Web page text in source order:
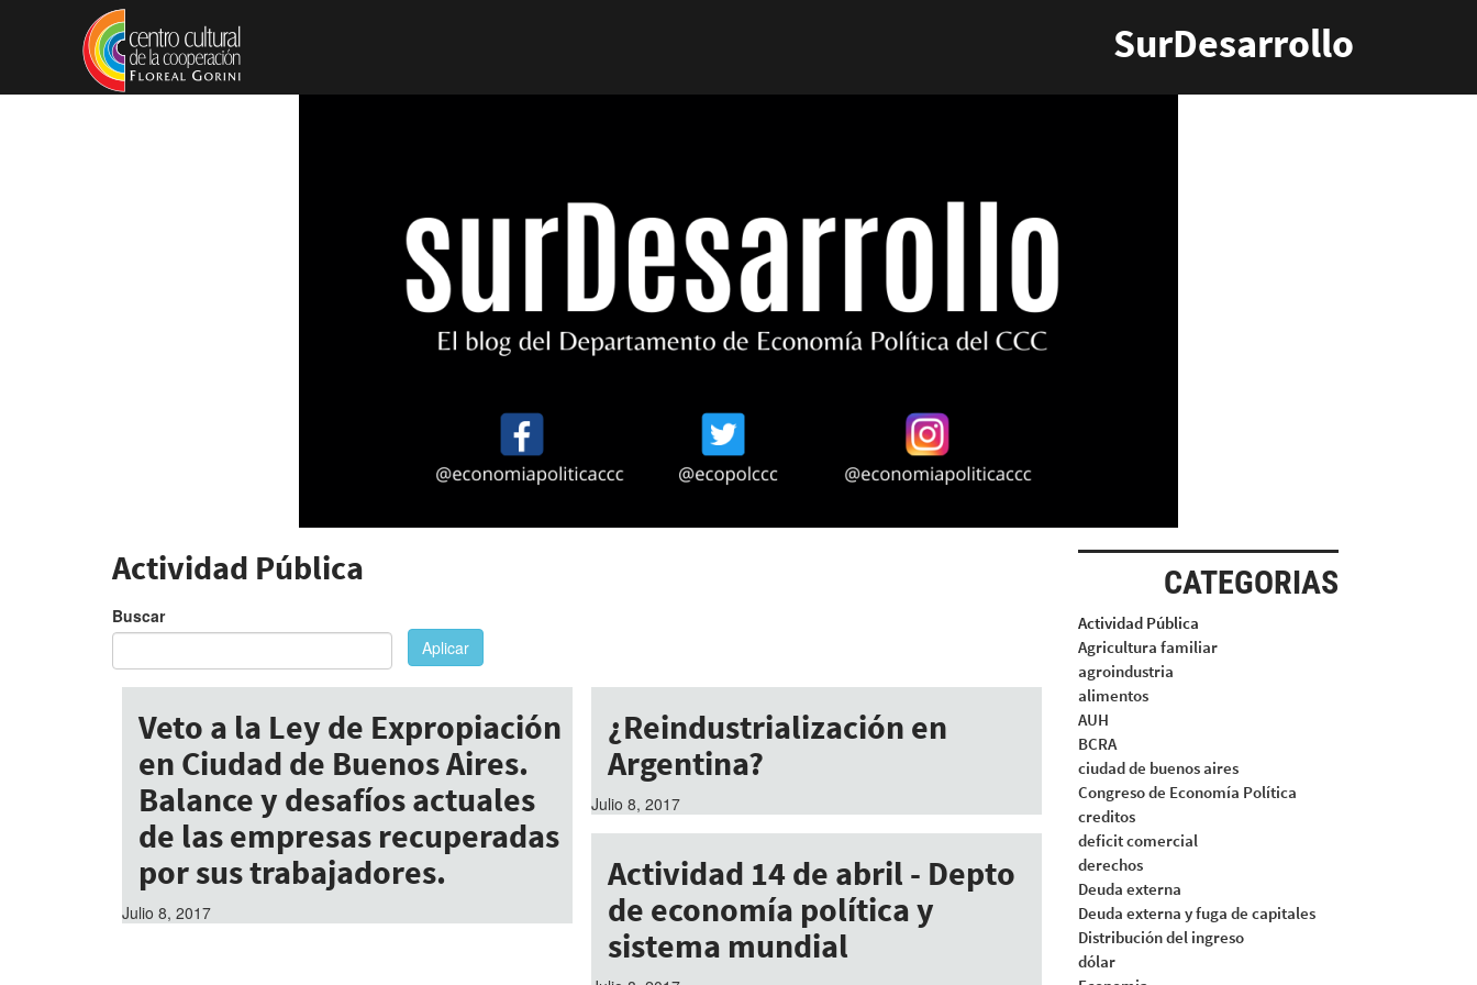
Pasar al contenido principal
SurDesarrollo
Actividad Pública
Buscar
Aplicar
Veto a la Ley de Expropiación
en Ciudad de Buenos Aires.
Balance y desafíos actuales
de las empresas recuperadas
por sus trabajadores.
Julio 8, 2017
¿Reindustrialización en
Argentina?
Julio 8, 2017
Actividad 14 de abril - Depto
de economía política y
sistema mundial
CATEGORIAS
Actividad Pública
Agricultura familiar
agroindustria
alimentos
AUH
BCRA
ciudad de buenos aires
Congreso de Economía Política
creditos
deficit comercial
derechos
Deuda externa
Deuda externa y fuga de capitales
Distribución del ingreso
dólar